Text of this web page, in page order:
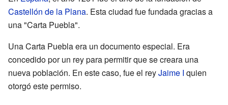
Castellón de la Plana. Esta ciudad fue fundada gracias a
una "Carta Puebla".
Una Carta Puebla era un documento especial. Era
concedido por un rey para permitir que se creara una
nueva población. En este caso, fue el reyJaime I quien
otorgó este permiso.